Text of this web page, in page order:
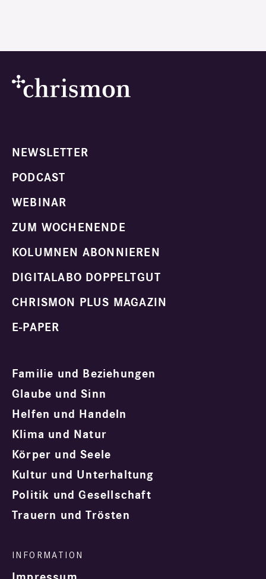
NEWSLETTER
PODCAST
WEBINAR
ZUM WOCHENENDE
KOLUMNEN ABONNIEREN
DIGITALABO DOPPELTGUT
CHRISMON PLUS MAGAZIN
E-PAPER
Familie und Beziehungen
Glaube und Sinn
Helfen und Handeln
Klima und Natur
Körper und Seele
Kultur und Unterhaltung
Politik und Gesellschaft
Trauern und Trösten